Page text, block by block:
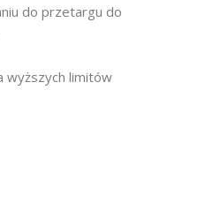
do przetargu do
wyższych limitów